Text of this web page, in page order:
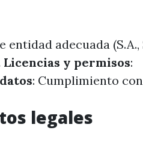
adecuada (S.A.,
Licencias y permisos:
: Cumplimiento
legales